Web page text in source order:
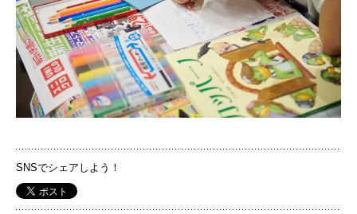
産学連携
入試情報
SNSでシェアしよう！